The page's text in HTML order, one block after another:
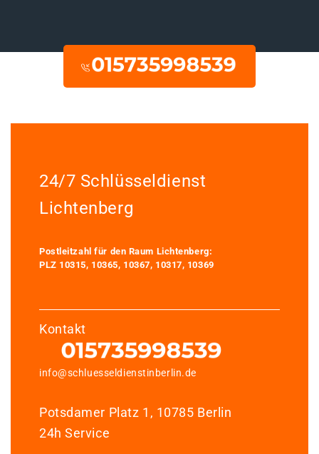
24/7 Schlüsseldienst
Lichtenberg
Postleitzahl für den Raum Lichtenberg:
PLZ 10315, 10365, 10367, 10317, 10369
Kontakt
info@schluesseldienstinberlin.de
Potsdamer Platz 1, 10785 Berlin
24h Service